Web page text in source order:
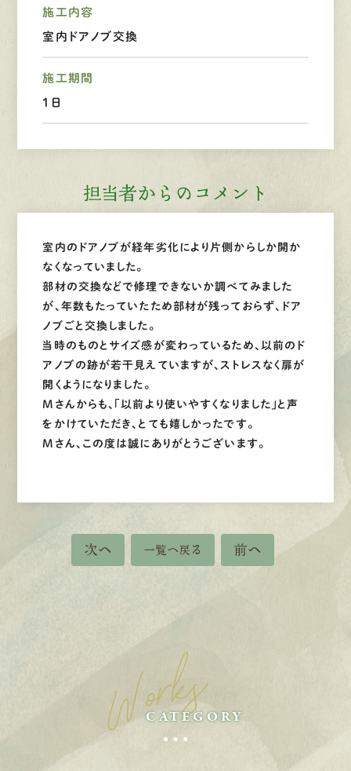
LINEでお手軽相談
施工内容
室内ドアノブ交換
施工期間
1日
担当者からのコメント
室内のドアノブが経年劣化により片側からしか開か
なくなっていました。
部材の交換などで修理できないか調べてみました
が、年数もたっていたため部材が残っておらず、ドア
ノブごと交換しました。
当時のものとサイズ感が変わっているため、以前のド
アノブの跡が若干見えていますが、ストレスなく扉が
開くようになりました。
Mさんからも、「以前より使いやすくなりました」と声
をかけていただき、とても嬉しかったです。
Mさん、この度は誠にありがとうございます。
次へ 一覧へ戻る 前へ
Works
CATEGORY